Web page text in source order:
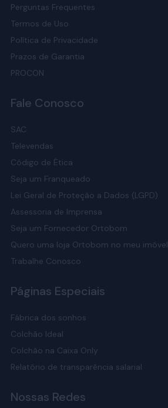
Perguntas Frequentes
Termos de Uso
Política de Privacidade
Prazos de Garantia
PROCON
Fale Conosco
SAC
Televendas
Código de Ética
Seja um Franqueado
Lei Geral de Proteção a Dados (LGPD)
Assessoria de Imprensa
Seja um Fornecedor Ortobom
Quero uma loja Ortobom no meu imóvel
Trabalhe Conosco
Páginas Especiais
Fábrica dos sonhos
Colchão Ideal
Colchão na Caixa Only
Relatório de transparência salarial
Nossas Redes